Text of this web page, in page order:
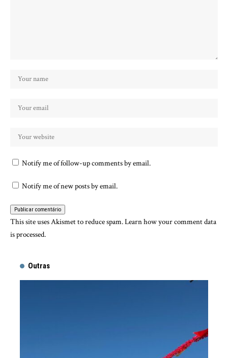
Notify me of follow-up comments by email.
Notify me of new posts by email.
This site uses Akismet to reduce spam.Learn how your comment data
is processed.
Outras